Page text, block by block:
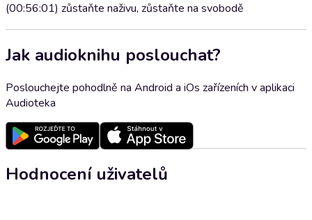
(00:56:01) zůstaňte naživu, zůstaňte na svobodě
Jak audioknihu poslouchat?
Poslouchejte pohodlně na Android a iOs zařízeních v aplikaci
Audioteka
Hodnocení uživatelů